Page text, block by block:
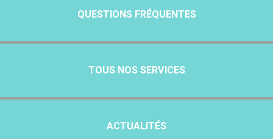
QUESTIONS FRÉQUENTES
TOUS NOS SERVICES
ACTUALITÉS